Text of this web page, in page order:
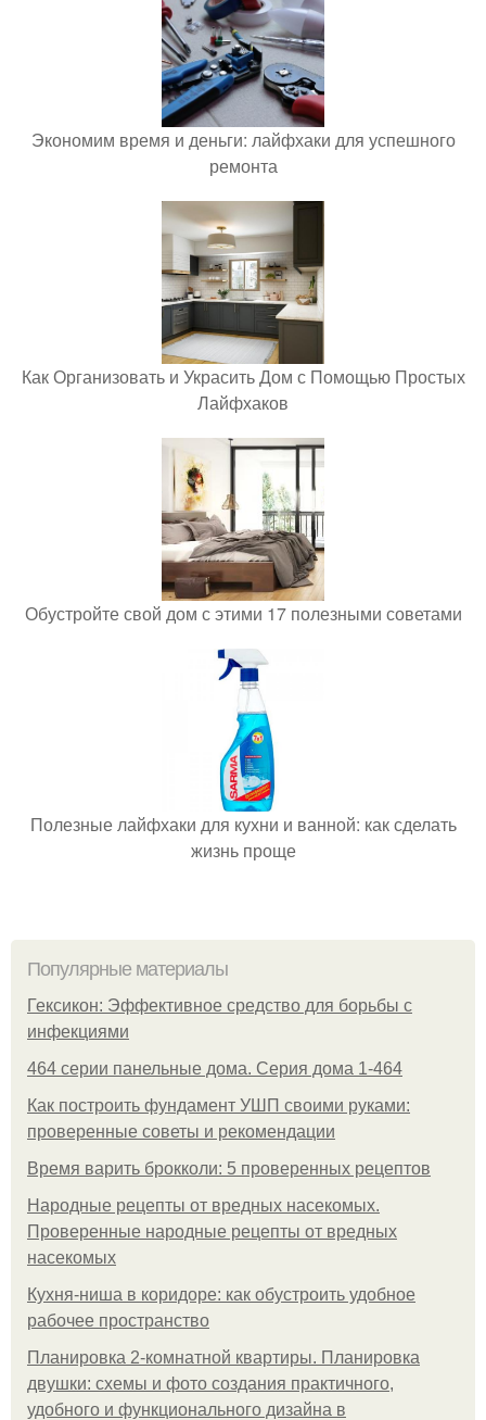
Экономим время и деньги: лайфхаки для успешного
ремонта
Как Организовать и Украсить Дом с Помощью Простых
Лайфхаков
Обустройте свой дом с этими 17 полезными советами
Полезные лайфхаки для кухни и ванной: как сделать
жизнь проще
Популярные материалы
Гексикон: Эффективное средство для борьбы с
инфекциями
464 серии панельные дома. Серия дома 1-464
Как построить фундамент УШП своими руками:
проверенные советы и рекомендации
Время варить брокколи: 5 проверенных рецептов
Народные рецепты от вредных насекомых.
Проверенные народные рецепты от вредных
насекомых
Кухня-ниша в коридоре: как обустроить удобное
рабочее пространство
Планировка 2-комнатной квартиры. Планировка
двушки: схемы и фото создания практичного,
удобного и функционального дизайна в